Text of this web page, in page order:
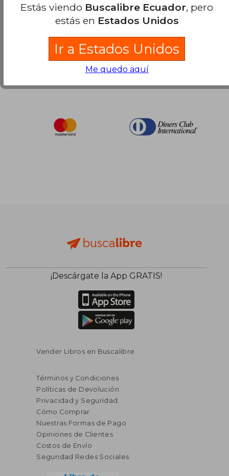
Nuestras Formas de Pago
¡Descárgate la App GRATIS!
Vender Libros en Buscalibre
Términos y Condiciones
Políticas de Devolución
Privacidad y Seguridad
Cómo Comprar
Nuestras Formas de Pago
Opiniones de Clientes
Costos de Envío
Seguridad Redes Sociales
Estás viendo Buscalibre Ecuador, pero
estás en Estados Unidos
Ir a Estados Unidos
Me quedo aquí